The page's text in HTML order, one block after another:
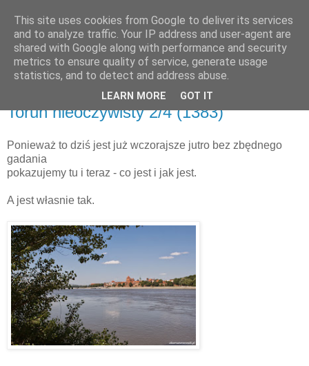
środa, 30 lipca 2014
Toruń nieoczywisty 2/4 (1383)
Ponieważ to dziś jest już wczorajsze jutro bez zbędnego
gadania
pokazujemy tu i teraz - co jest i jak jest.
A jest własnie tak.
This site uses cookies from Google to deliver its services
and to analyze traffic. Your IP address and user-agent are
shared with Google along with performance and security
metrics to ensure quality of service, generate usage
statistics, and to detect and address abuse.
LEARN MORE GOT IT